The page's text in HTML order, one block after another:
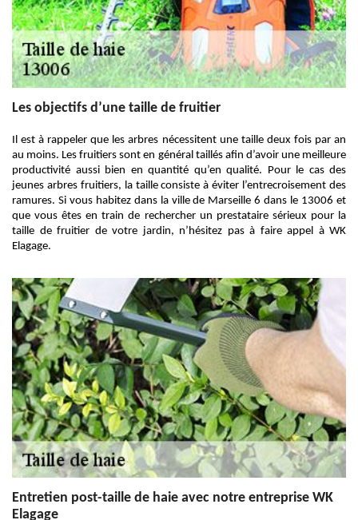
Les objectifs d’une taille de fruitier
Il est à rappeler que les arbres nécessitent une taille deux fois par an
au moins. Les fruitiers sont en général taillés afin d’avoir une meilleure
productivité aussi bien en quantité qu’en qualité. Pour le cas des
jeunes arbres fruitiers, la taille consiste à éviter l’entrecroisement des
ramures. Si vous habitez dans la ville de Marseille 6 dans le 13006 et
que vous êtes en train de rechercher un prestataire sérieux pour la
taille de fruitier de votre jardin, n’hésitez pas à faire appel à WK
Elagage.
Entretien post-taille de haie avec notre entreprise WK
Elagage